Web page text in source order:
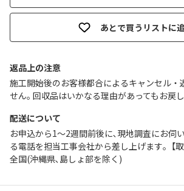
あとで買うリストに
返品上の注意
施工開始後のお客様都合によるキャンセル・
せん｡ 回収品はいかなる理由があってもお戻
配送について
お申込から1～2週間前後に､現地調査にお伺
る電話を担当工事会社から差し上げます｡【
全国(沖縄県､島しょ部を除く)